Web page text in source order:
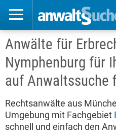
Anwälte für
Nymphenburg für
auf Anwaltssuche
Rechtsanwälte aus
Umgebung mit Fachgebiet
schnell und einfach den